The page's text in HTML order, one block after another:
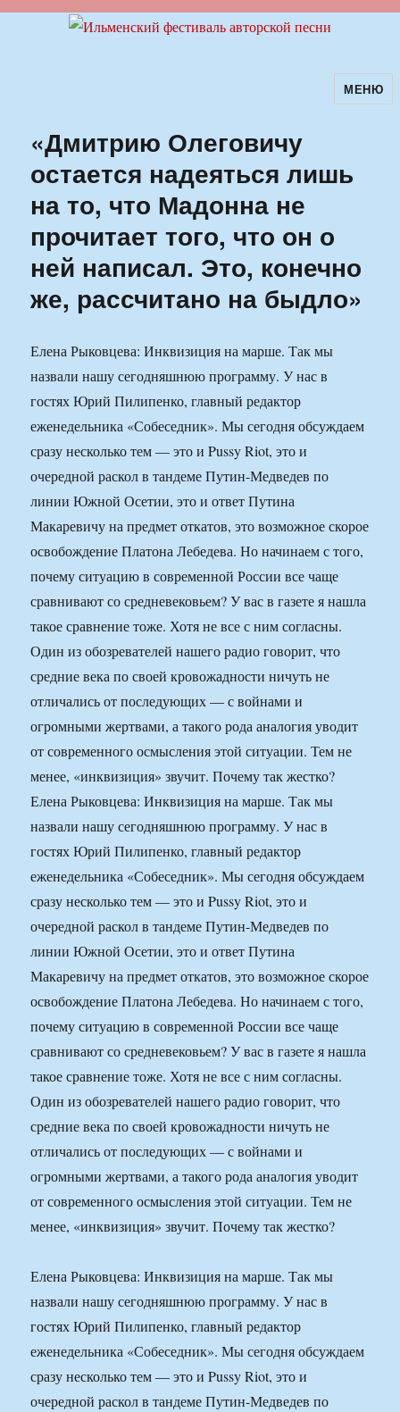
Ильменский фестиваль авторскойМЕНЮ
«Дмитрию Олеговичу
остается надеяться лишь
на то, что Мадонна не
прочитает того, что он о
ней написал. Это, конечно
же, рассчитано на быдло»
Елена Рыковцева: Инквизиция на марше. Так мы
назвали нашу сегодняшнюю программу. У нас в
гостях Юрий Пилипенко, главный редактор
еженедельника «Собеседник». Мы сегодня обсуждаем
сразу несколько тем — это и Pussy Riot, это и
очередной раскол в тандеме Путин-Медведев по
линии Южной Осетии, это и ответ Путина
Макаревичу на предмет откатов, это возможное скорое
освобождение Платона Лебедева. Но начинаем с того,
почему ситуацию в современной России все чаще
сравнивают со средневековьем? У вас в газете я нашла
такое сравнение тоже. Хотя не все с ним согласны.
Один из обозревателей нашего радио говорит, что
средние века по своей кровожадности ничуть не
отличались от последующих — с войнами и
огромными жертвами, а такого рода аналогия уводит
от современного осмысления этой ситуации. Тем не
менее, «инквизиция» звучит. Почему так жестко?
Елена Рыковцева: Инквизиция на марше. Так мы
назвали нашу сегодняшнюю программу. У нас в
гостях Юрий Пилипенко, главный редактор
еженедельника «Собеседник». Мы сегодня обсуждаем
сразу несколько тем — это и Pussy Riot, это и
очередной раскол в тандеме Путин-Медведев по
линии Южной Осетии, это и ответ Путина
Макаревичу на предмет откатов, это возможное скорое
освобождение Платона Лебедева. Но начинаем с того,
почему ситуацию в современной России все чаще
сравнивают со средневековьем? У вас в газете я нашла
такое сравнение тоже. Хотя не все с ним согласны.
Один из обозревателей нашего радио говорит, что
средние века по своей кровожадности ничуть не
отличались от последующих — с войнами и
огромными жертвами, а такого рода аналогия уводит
от современного осмысления этой ситуации. Тем не
менее, «инквизиция» звучит. Почему так жестко?
Елена Рыковцева: Инквизиция на марше. Так мы
назвали нашу сегодняшнюю программу. У нас в
гостях Юрий Пилипенко, главный редактор
еженедельника «Собеседник». Мы сегодня обсуждаем
сразу несколько тем — это и Pussy Riot, это и
очередной раскол в тандеме Путин-Медведев по